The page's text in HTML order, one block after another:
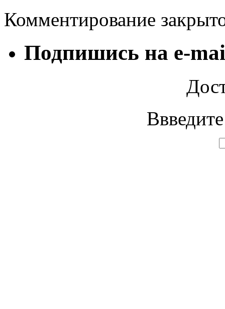
Комментирование
Подпишись на e-